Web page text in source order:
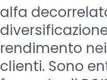
alfa
rendimento
clienti. Sono